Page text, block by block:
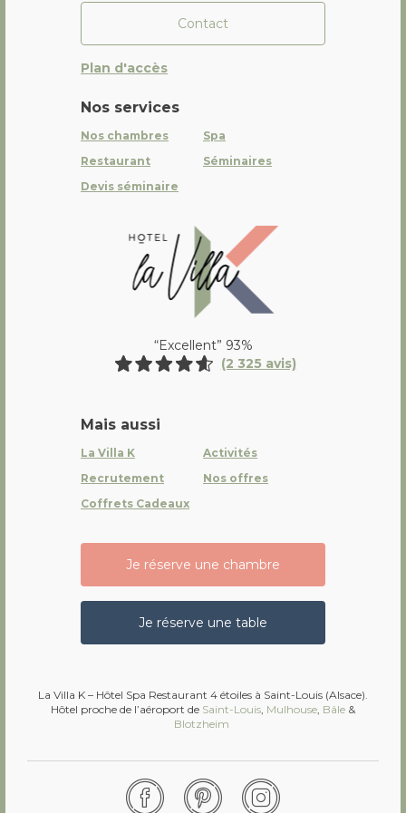
Contact
Plan d'accès
Nos services
Nos chambres
Spa
Restaurant
Séminaires
Devis séminaire
La Villa K Hôtel Spa Restaurant
“Excellent” 93%
(2 325 avis)
Mais aussi
La Villa K
Activités
Recrutement
Nos offres
Coffrets Cadeaux
Je réserve une chambre
Je réserve une table
La Villa K – Hôtel Spa Restaurant 4 étoiles à Saint-Louis (Alsace).
Hôtel proche de l’aéroport de Saint-Louis Mulhouse Bâle &
Blotzheim